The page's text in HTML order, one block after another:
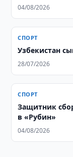
04/08/2026
СПОРТ
Узбекистан
28/07/2026
СПОРТ
Защитник
в «Рубин»
04/08/2026